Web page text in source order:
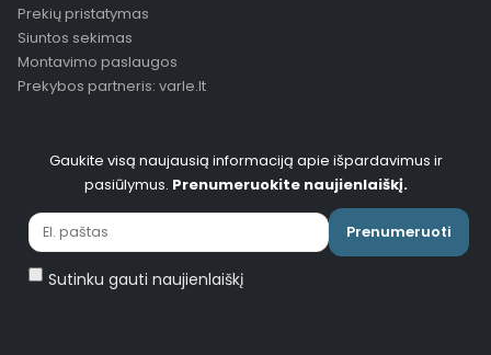
Prekių pristatymas
Siuntos sekimas
Montavimo paslaugos
Prekybos partneris: varle.lt
Gaukite visą naujausią informaciją apie išpardavimus ir
pasiūlymus. Prenumeruokite naujienlaiškį.
Prenumeruoti
Sutinku gauti naujienlaiškį